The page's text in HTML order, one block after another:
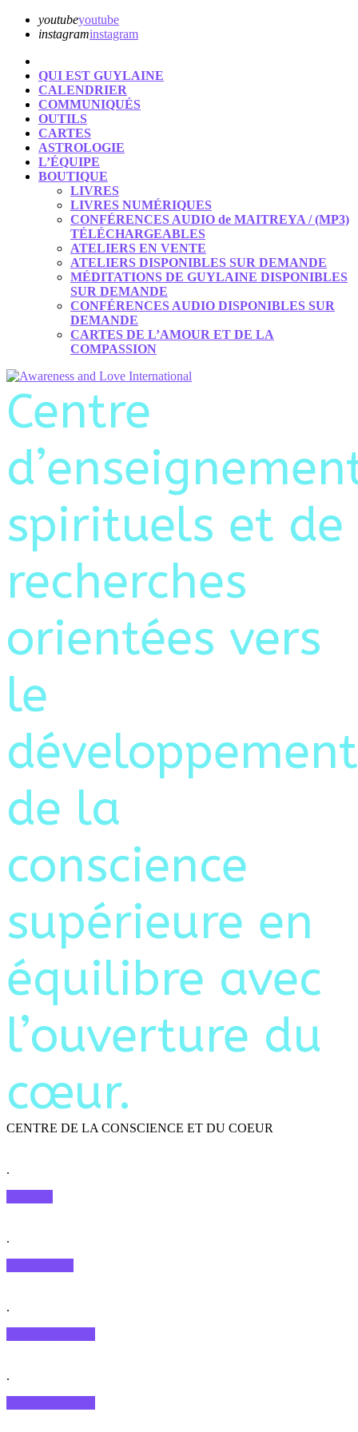
youtubeyoutube
instagraminstagram
QUI EST GUYLAINE
CALENDRIER
COMMUNIQUÉS
OUTILS
CARTES
ASTROLOGIE
L’ÉQUIPE
BOUTIQUE
LIVRES
LIVRES NUMÉRIQUES
CONFÉRENCES AUDIO de MAITREYA / (MP3)
TÉLÉCHARGEABLES
ATELIERS EN VENTE
ATELIERS DISPONIBLES SUR DEMANDE
MÉDITATIONS DE GUYLAINE DISPONIBLES
SUR DEMANDE
CONFÉRENCES AUDIO DISPONIBLES SUR
DEMANDE
CARTES DE L’AMOUR ET DE LA
COMPASSION
Centre
spirituels et de
recherches
orientées vers
le
développement
de la
conscience
supérieure en
équilibre avec
l’ouverture du
cœur.
CENTRE DE LA CONSCIENCE ET DU COEUR
.
.
.
.